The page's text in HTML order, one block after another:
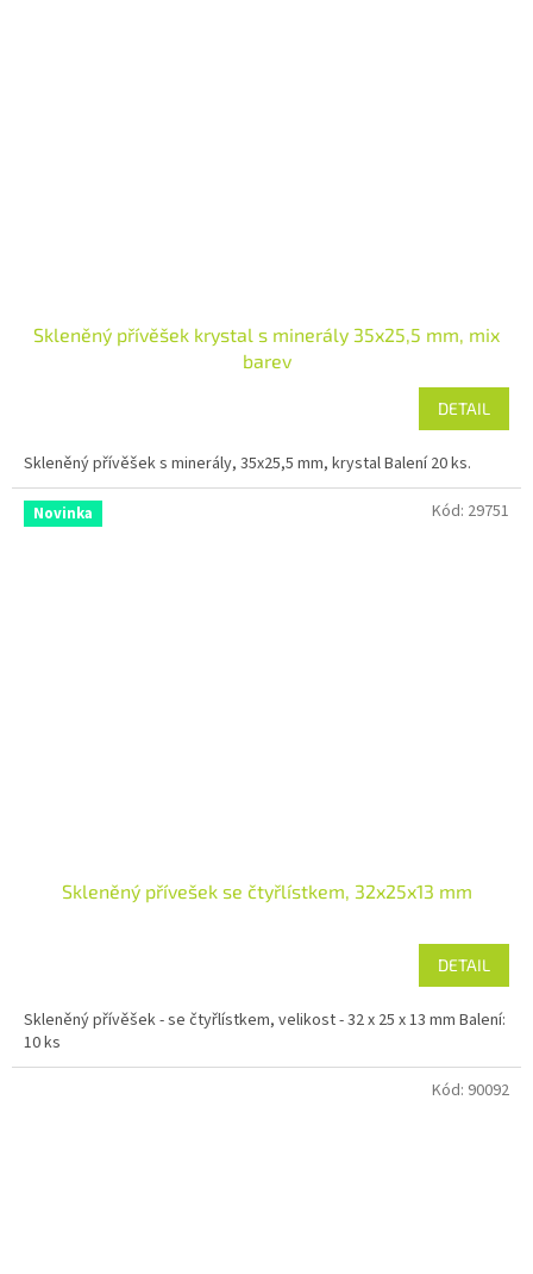
Skleněný přívěšek krystal s minerály 35x25,5 mm, mix
barev
DETAIL
Skleněný přívěšek s minerály, 35x25,5 mm, krystal Balení 20 ks.
Novinka
Skleněný přívešek se čtyřlístkem, 32x25x13 mm
DETAIL
Skleněný přívěšek - se čtyřlístkem, velikost - 32 x 25 x 13 mm Balení:
10 ks
Kód: 29751
Kód: 90092